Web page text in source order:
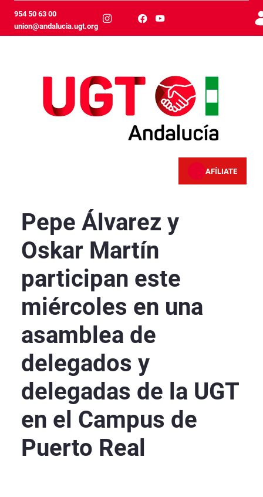
Saut au contenu principal
954 50 63 00
union@andalucia.ugt.org
AFÍLIATE
Pepe Álvarez y
Oskar Martín
participan este
miércoles en una
asamblea de
delegados y
delegadas de la UGT
en el Campus de
Puerto Real